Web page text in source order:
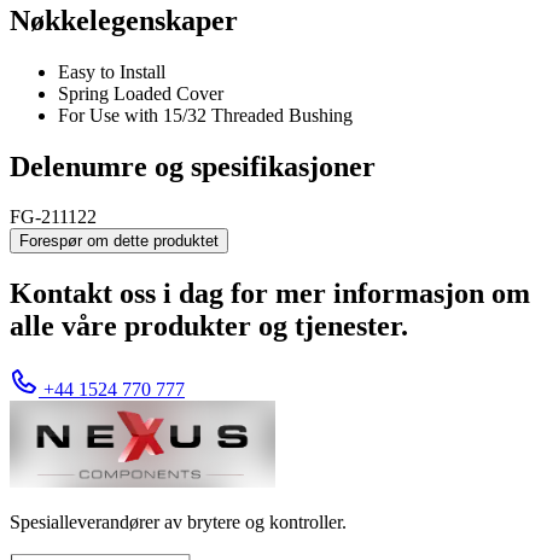
Nøkkelegenskaper
Easy to Install
Spring Loaded Cover
For Use with 15/32 Threaded Bushing
Delenumre og spesifikasjoner
FG-211122
Forespør om dette produktet
Kontakt oss i dag for mer informasjon om
alle våre produkter og tjenester.
+44 1524 770 777
Spesialleverandører av brytere og kontroller.